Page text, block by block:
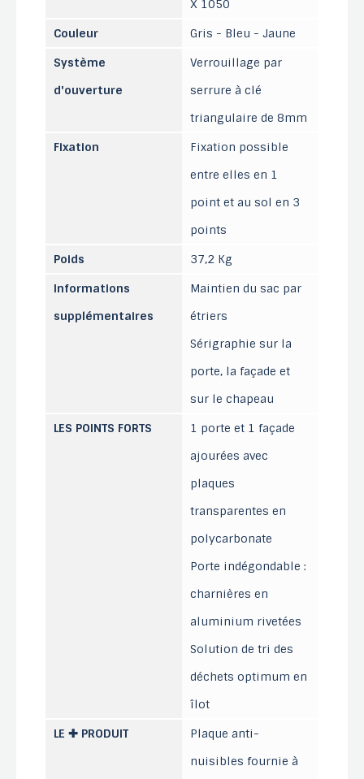
X 1050
Couleur
Gris - Bleu - Jaune
Système
d'ouverture
Verrouillage par
serrure à clé
triangulaire de 8mm
Fixation
Fixation possible
entre elles en 1
point et au sol en 3
points
Poids
37,2 Kg
Informations
supplémentaires
Maintien du sac par
étriers
Sérigraphie sur la
porte, la façade et
sur le chapeau
LES POINTS FORTS
1 porte et 1 façade
ajourées avec
plaques
transparentes en
polycarbonate
Porte indégondable :
charnières en
aluminium rivetées
Solution de tri des
déchets optimum en
îlot
LE ✚ PRODUIT
Plaque anti-
nuisibles fournie à